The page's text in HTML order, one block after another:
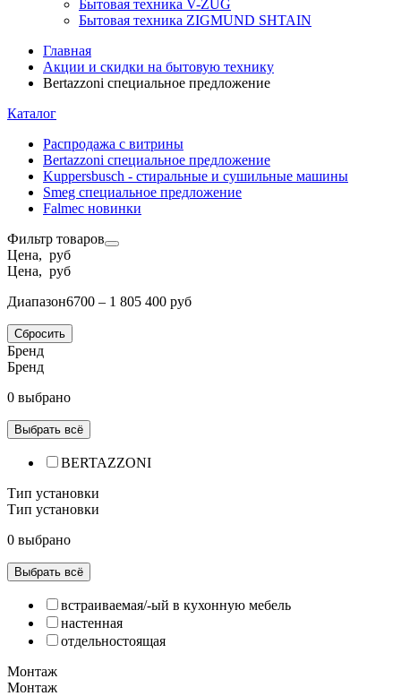
Бытовая техника V-ZUG
Бытовая техника ZIGMUND SHTAIN
Главная
Акции и скидки на бытовую технику
Bertazzoni специальное предложение
Каталог
Распродажа с витрины
Bertazzoni специальное предложение
Kuppersbusch - стиральные и сушильные машины
Smeg специальное предложение
Falmec новинки
Фильтр товаров
Цена, руб
Цена, руб
Диапазон6700 – 1 805 400 руб
Сбросить
Бренд
Бренд
0 выбрано
Выбрать всё
BERTAZZONI
Тип установки
Тип установки
0 выбрано
Выбрать всё
встраиваемая/-ый в кухонную мебель
настенная
отдельностоящая
Монтаж
Монтаж